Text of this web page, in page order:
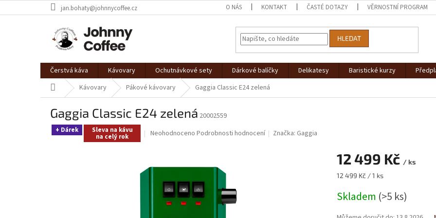
na
jan.bohaty@johnnycoffee.cz O NÁS KONTAKT ČASTÉ DOTAZY VĚRNOSTNÍ PROGRAM
HLEDAT
Čerstvá káva Kávovary Ochutnávkové sety Dárkové balíčky Delikatesy Baristické kurzy
Domů Kávovary Pákové kávovary Gaggia Classic E24 zelená
Gaggia Classic E24 zelená 20002559
+ Dárek Sleva na kávu
na celý rok
Průměrné
0,0
hvězdiček.
Neohodnoceno Podrobnosti hodnocení Značka: Gaggia
12 499 Kč / ks
Měrná
12 499 Kč / 1 ks
Skladem (>5 ks)